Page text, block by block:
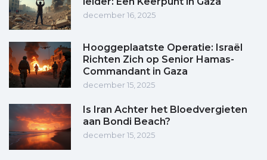
december 16, 2025
Hooggeplaatste Operatie: Israël
Richten Zich op Senior Hamas-
Commandant in Gaza
december 15, 2025
Is Iran Achter het Bloedvergieten
aan Bondi Beach?
december 15, 2025